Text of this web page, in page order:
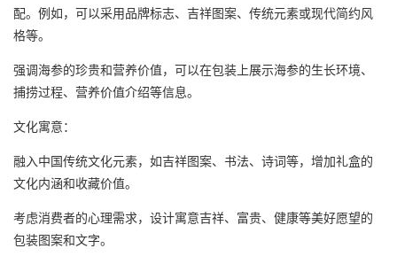
配。例如，可以采用品牌标志、吉祥图案、传统元素或现代简约风
格等。
强调海参的珍贵和营养价值，可以在包装上展示海参的生长环境、
捕捞过程、营养价值介绍等信息。
文化寓意：
融入中国传统文化元素，如吉祥图案、书法、诗词等，增加礼盒的
文化内涵和收藏价值。
考虑消费者的心理需求，设计寓意吉祥、富贵、健康等美好愿望的
包装图案和文字。